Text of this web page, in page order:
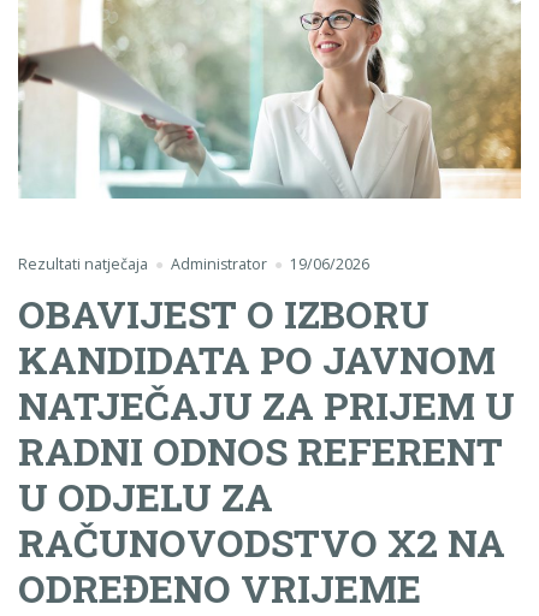
Rezultati natječaja Administrator 19/06/2026
OBAVIJEST O IZBORU
KANDIDATA PO JAVNOM
NATJEČAJU ZA PRIJEM U
RADNI ODNOS REFERENT
U ODJELU ZA
RAČUNOVODSTVO X2 NA
ODREĐENO VRIJEME